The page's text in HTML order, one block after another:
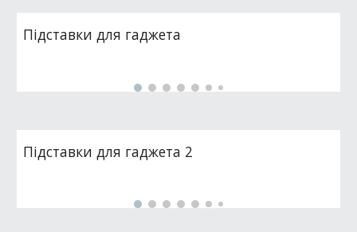
Підставки для гаджета
Підставки для гаджета 2